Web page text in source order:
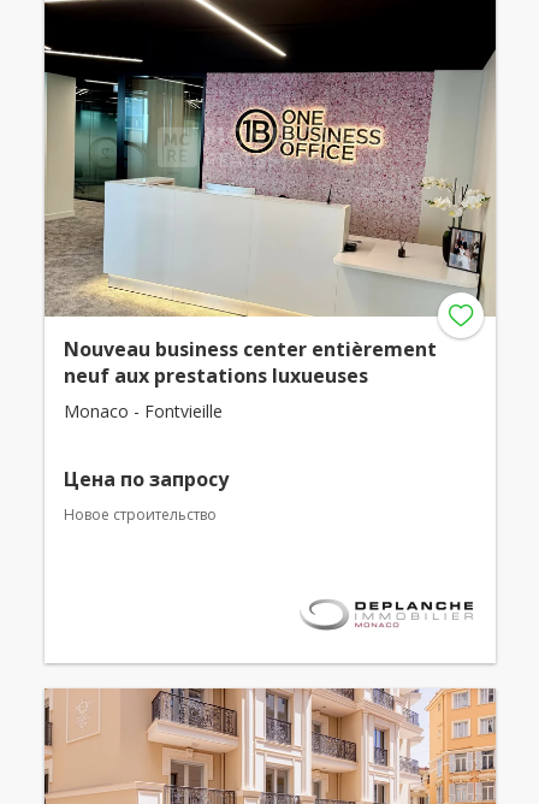
Nouveau business center entièrement
neuf aux prestations luxueuses
Monaco - Fontvieille
Цена по запросу
Новое строительство